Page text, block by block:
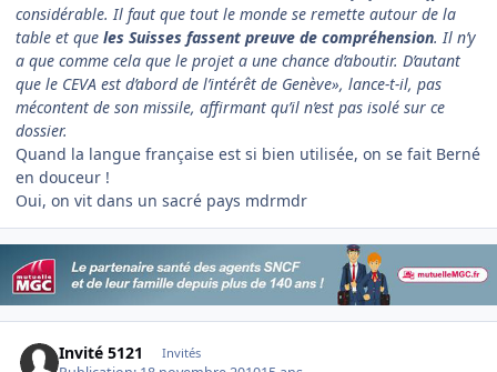
considérable. Il faut que tout le monde se remette autour de la
table et que les Suisses fassent preuve de compréhension. Il n’y
a que comme cela que le projet a une chance d’aboutir. D’autant
que le CEVA est d’abord de l’intérêt de Genève», lance-t-il, pas
mécontent de son missile, affirmant qu’il n’est pas isolé sur ce
dossier.
Quand la langue française est si bien utilisée, on se fait Berné
en douceur !
Oui, on vit dans un sacré pays mdrmdr
Invité 5121 Invités